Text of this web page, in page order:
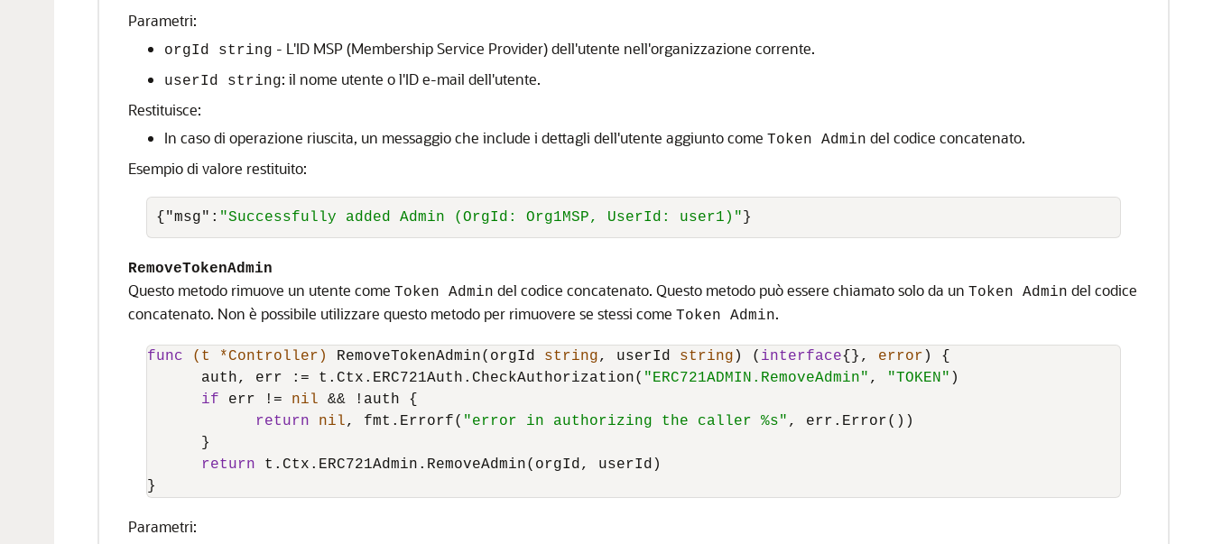
Parametri:
orgId string - L'ID MSP (Membership Service Provider) dell'utente nell'organizzazione corrente.
userId string: il nome utente o l'ID e-mail dell'utente.
Restituisce:
In caso di operazione riuscita, un messaggio che include i dettagli dell'utente aggiunto come Token Admin del codice concatenato.
Esempio di valore restituito:
{ "msg" : "Successfully added Admin (OrgId: Org1MSP, UserId: user1)" }
RemoveTokenAdmin
Questo metodo rimuove un utente come Token Admin del codice concatenato. Questo metodo può essere chiamato solo da un Token Admin del codice
concatenato. Non è possibile utilizzare questo metodo per rimuovere se stessi come Token Admin.
func (t *Controller) RemoveTokenAdmin(orgId string, userId string ) ( interface{}, error ) {
      auth, err := t.Ctx.ERC721Auth.CheckAuthorization(
"ERC721ADMIN.RemoveAdmin" , "TOKEN" )
if err != nil && !auth {
return
nil, fmt.Errorf( "error in authorizing the caller %s" , err.Error())
      }
return t.Ctx.ERC721Admin.RemoveAdmin(orgId, userId)
}
Parametri: